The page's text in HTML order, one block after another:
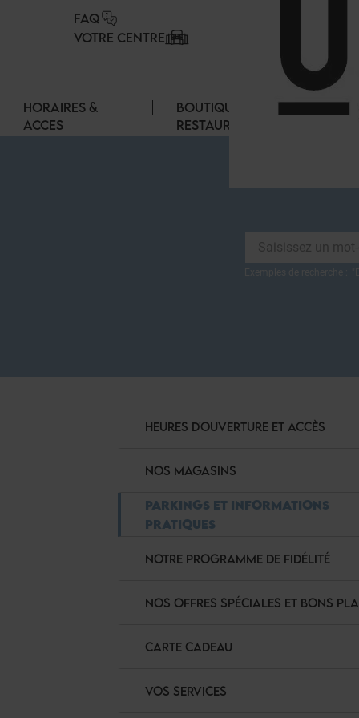
FAQ
VOTRE CENTRE
HORAIRES &
ACCES
BOUTIQUES &
RESTAURANTS
HEURES D'OUVERTURE ET ACCÈS
NOS MAGASINS
PARKINGS ET INFORMATIONS
PRATIQUES
NOTRE PROGRAMME DE FIDÉLITÉ
NOS OFFRES SPÉCIALES ET BONS
CARTE CADEAU
VOS SERVICES
Panneau de gestion des cookies